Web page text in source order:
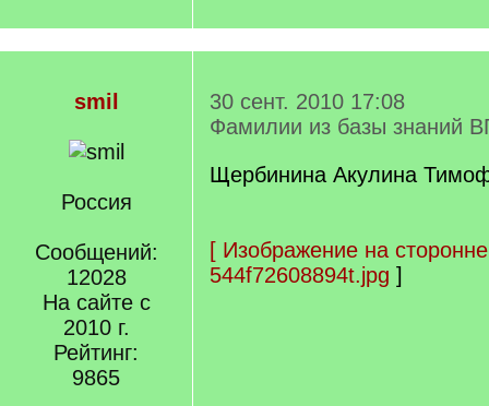
smil
Россия
Сообщений:
12028
На сайте с
2010 г.
Рейтинг:
9865
30 сент. 2010 17:08
Фамилии из базы знаний
Щербинина Акулина
[ Изображение на
544f72608894t.jpg ]